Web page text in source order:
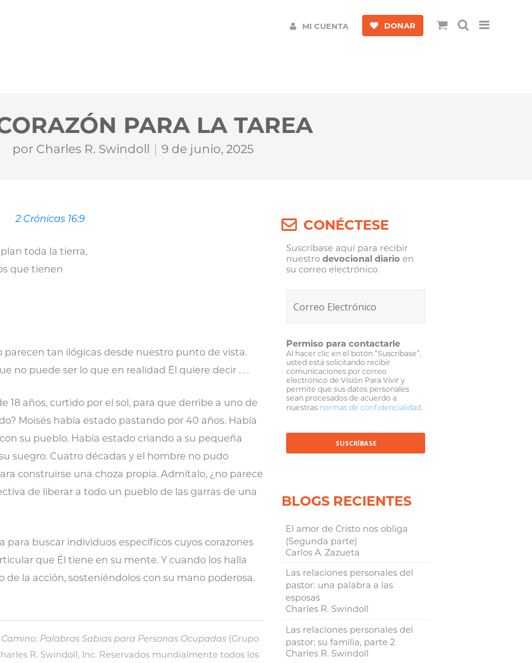
MI CUENTA DONAR
PARA LA TAREA
por Charles R. Swindoll 9 de junio, 2025
2 Crónicas 16:9
toda la tierra,
que tienen
parecen tan ilógicas desde nuestro punto de vista.
no puede ser lo que en realidad Él quiere decir . . .
18 años, curtido por el sol, para que derribe a uno de
Moisés había estado pastando por 40 años. Había
su pueblo. Había estado criando a su pequeña
suegro. Cuatro décadas y el hombre no pudo
construirse una choza propia. Admítalo, ¿no parece
de liberar a todo un pueblo de las garras de una
para buscar individuos específicos cuyos corazones
que Él tiene en su mente. Y cuando los halla
de la acción, sosteniéndolos con su mano poderosa.
Palabras Sabias para Personas Ocupadas (Grupo
R. Swindoll, Inc. Reservados mundialmente todos los
CONÉCTESE
Suscríbase aquí para recibir
nuestrodevocional diario en
su correo electrónico.
Permiso para contactarle
Al hacer clic en el botón “Suscríbase”,
usted está solicitando recibir
comunicaciones por correo
electrónico de Visión Para Vivir y
permite que sus datos personales
sean procesados de acuerdo a
nuestras normas de confidencialidad.
BLOGS RECIENTES
El amor de Cristo nos obliga
(Segunda parte)
Carlos A. Zazueta
Las relaciones personales del
pastor: una palabra a las
esposas
Charles R. Swindoll
Las relaciones personales del
pastor: su familia, parte 2
Charles R. Swindoll